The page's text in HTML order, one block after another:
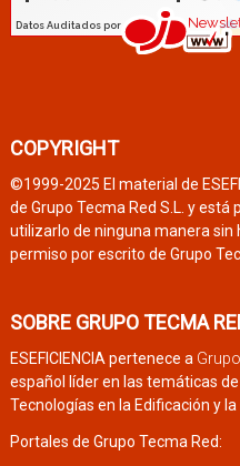
COPYRIGHT
©1999-2025 El material de
de Grupo Tecma Red S.L. y
utilizarlo de ninguna manera
permiso por escrito de Grupo
SOBRE GRUPO TECMA
ESEFICIENCIA pertenece a
español líder en las temáticas
Tecnologías en la Edificación y la
Portales de Grupo Tecma Red: